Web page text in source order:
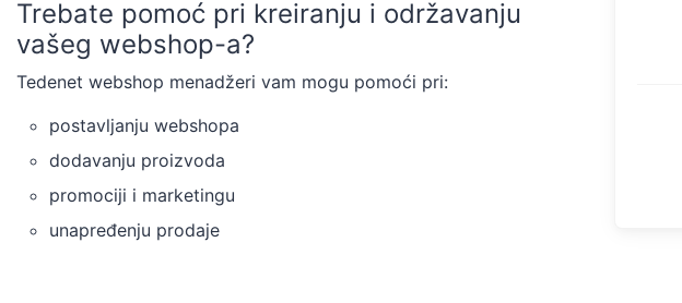
Trebate pomoć pri kreiranju i održavanju
vašeg webshop-a?
Tedenet webshop menadžeri vam mogu pomoći pri:
postavljanju webshopa
dodavanju proizvoda
promociji i marketingu
unapređenju prodaje